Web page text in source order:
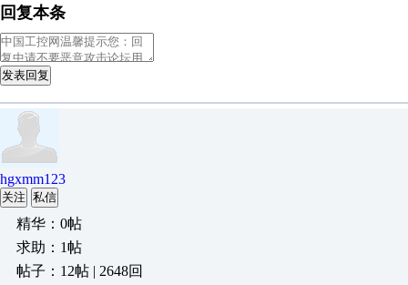
回复本条
发表回复
hgxmm123
关注 私信
精华：0帖
求助：1帖
帖子：12帖 | 2648回